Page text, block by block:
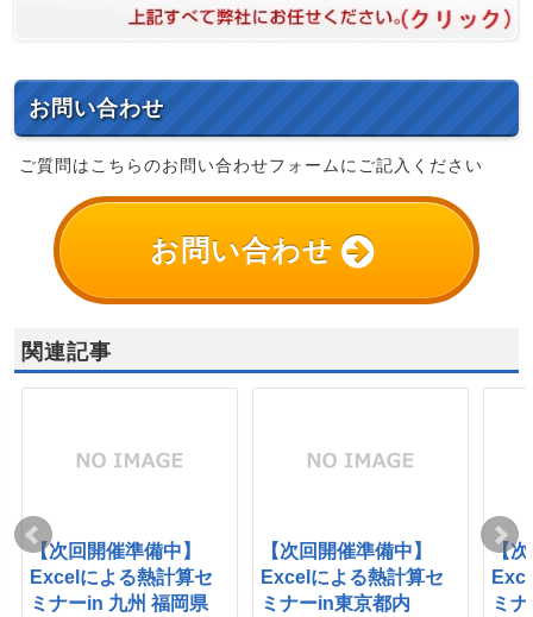
お問い合わせ
ご質問はこちらのお問い合わせフォームにご記入ください
お問い合わせ
関連記事
【次回開催準備中】
Excelによる熱計算セ
ミナーin 九州 福岡県
【次回開催準備中】
Excelによる熱計算セ
ミナーin東京都内
【
ミ